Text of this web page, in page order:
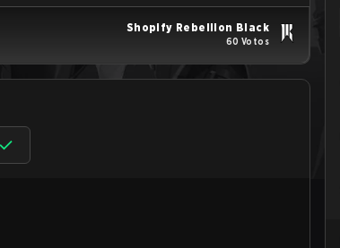
Shopify Rebellion Black
60 Votos